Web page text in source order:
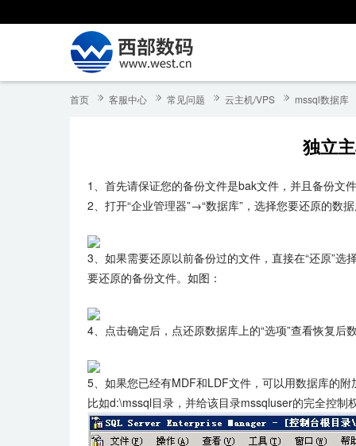
首页 客服中心 常见问题 云主机/VPS mssql数据库
独立
1、首先请保证您的备份文件是bak文件，并且备份文
2、打开“企业管理器”→“数据库”，选择您要还原的数
3、如果需要还原以前备份过的文件，直接在“还原”选
要还原的备份文件。如图：
4、点击确定后，点还原数据库上的“选项”查看恢复
5、如果您已经有MDF和LDF文件，可以用数据库的
比如d:\mssql目录，并给该目录mssqluser的完全控